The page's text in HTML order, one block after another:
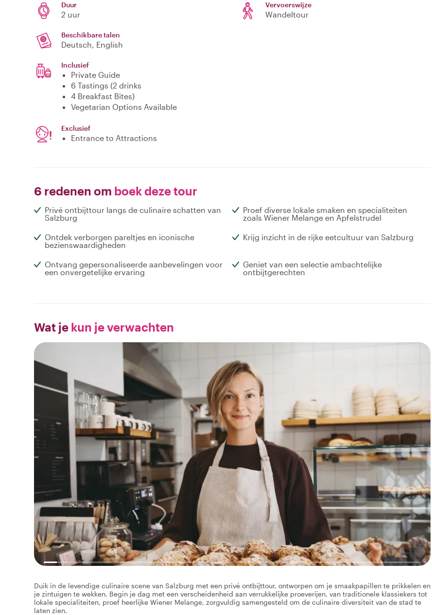
Duur
2 uur
Vervoerswijze
Wandeltour
Beschikbare talen
Deutsch, English
Inclusief
Private Guide
6 Tastings (2 drinks
4 Breakfast Bites)
Vegetarian Options Available
Exclusief
Entrance to Attractions
6 redenen om boek deze tour
Privé ontbijttour langs de culinaire schatten van
Salzburg
Proef diverse lokale smaken en specialiteiten
zoals Wiener Melange en Apfelstrudel
Ontdek verborgen pareltjes en iconische
bezienswaardigheden
Krijg inzicht in de rijke eetcultuur van Salzburg
Ontvang gepersonaliseerde aanbevelingen voor
een onvergetelijke ervaring
Geniet van een selectie ambachtelijke
ontbijtgerechten
Wat je kun je verwachten
Duik in de levendige culinaire scene van Salzburg met een privé ontbijttour, ontworpen om je smaakpapillen te prikkelen en
je zintuigen te wekken. Begin je dag met een verscheidenheid aan verrukkelijke proeverijen, van traditionele klassiekers tot
lokale specialiteiten, proef heerlijke Wiener Melange, zorgvuldig samengesteld om de culinaire diversiteit van de stad te
laten zien.